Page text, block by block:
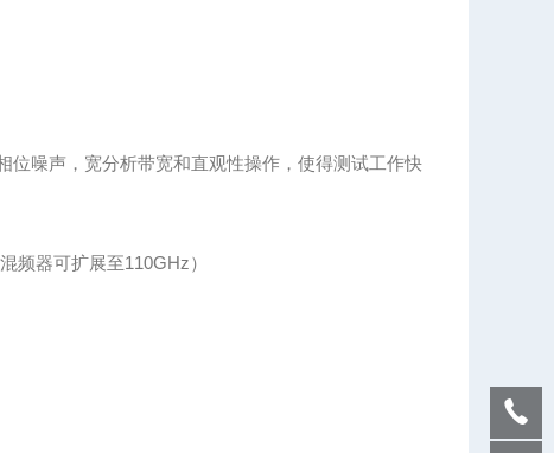
位噪声，宽分析带宽和直观性操作，使得测试工作快
频器可扩展至110GHz）